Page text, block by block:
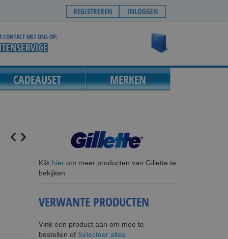
REGISTREREN INLOGGEN
CONTACT MET ONS OP:
CADEAUSET MERKEN
Klik hierom meer producten van Gillette te
bekijken
VERWANTE PRODUCTEN
Vink een product aan om mee te
bestellen of Selecteer alles